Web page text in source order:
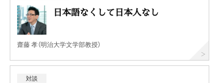
日本語なくして日本人なし
齋藤 孝（明治大学文学部教授）
対談